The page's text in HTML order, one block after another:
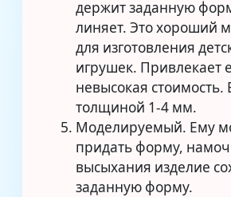
держит заданную
линяет. Это хороший
для изготовления
игрушек. Привлекает
невысокая стоимость.
толщиной 1-4 мм.
Моделируемый. Ему
придать форму,
высыхания изделие
заданную форму.